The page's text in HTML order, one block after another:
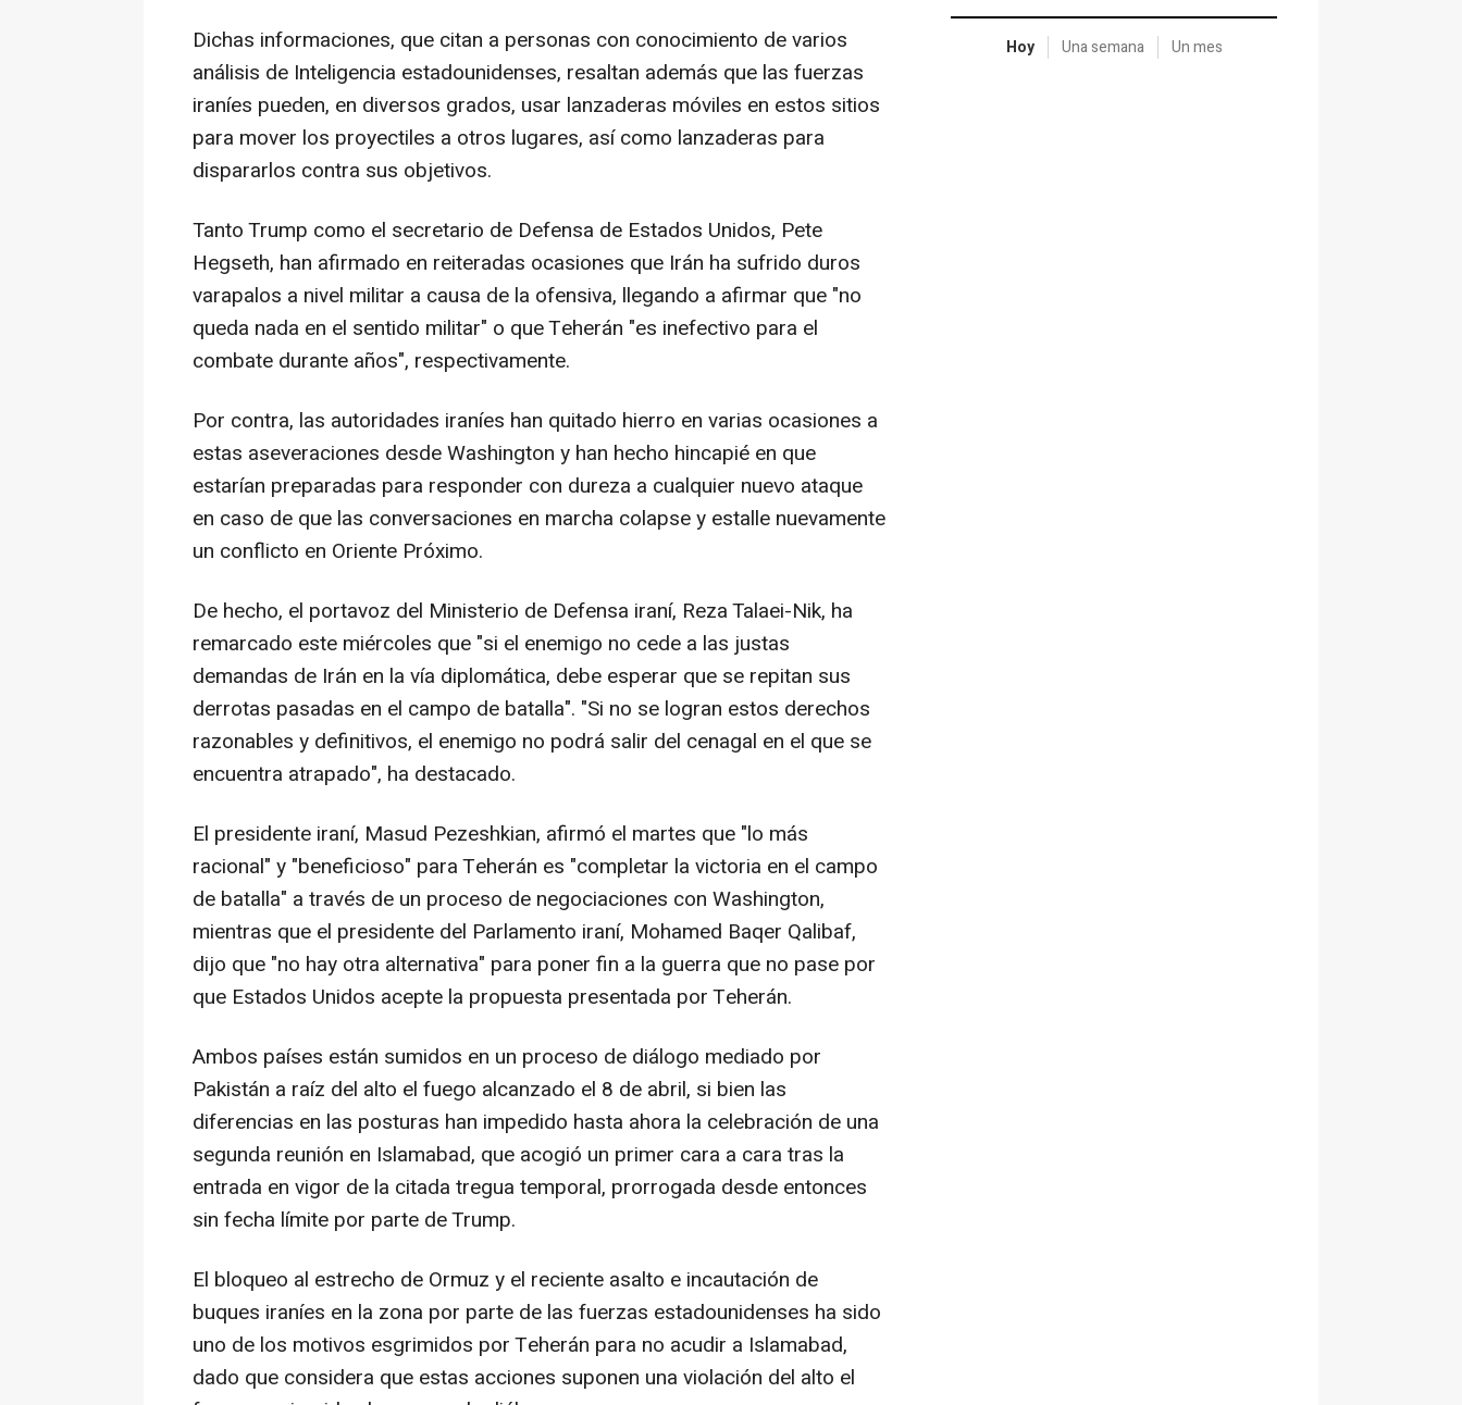
Dichas informaciones, que citan a personas con conocimiento de varios
análisis de Inteligencia estadounidenses, resaltan además que las fuerzas
iraníes pueden, en diversos grados, usar lanzaderas móviles en estos sitios
para mover los proyectiles a otros lugares, así como lanzaderas para
dispararlos contra sus objetivos.
Tanto Trump como el secretario de Defensa de Estados Unidos, Pete
Hegseth, han afirmado en reiteradas ocasiones que Irán ha sufrido duros
varapalos a nivel militar a causa de la ofensiva, llegando a afirmar que "no
queda nada en el sentido militar" o que Teherán "es inefectivo para el
combate durante años", respectivamente.
Por contra, las autoridades iraníes han quitado hierro en varias ocasiones a
estas aseveraciones desde Washington y han hecho hincapié en que
estarían preparadas para responder con dureza a cualquier nuevo ataque
en caso de que las conversaciones en marcha colapse y estalle nuevamente
un conflicto en Oriente Próximo.
De hecho, el portavoz del Ministerio de Defensa iraní, Reza Talaei-Nik, ha
remarcado este miércoles que "si el enemigo no cede a las justas
demandas de Irán en la vía diplomática, debe esperar que se repitan sus
derrotas pasadas en el campo de batalla". "Si no se logran estos derechos
razonables y definitivos, el enemigo no podrá salir del cenagal en el que se
encuentra atrapado", ha destacado.
El presidente iraní, Masud Pezeshkian, afirmó el martes que "lo más
racional" y "beneficioso" para Teherán es "completar la victoria en el campo
de batalla" a través de un proceso de negociaciones con Washington,
mientras que el presidente del Parlamento iraní, Mohamed Baqer Qalibaf,
dijo que "no hay otra alternativa" para poner fin a la guerra que no pase por
que Estados Unidos acepte la propuesta presentada por Teherán.
Ambos países están sumidos en un proceso de diálogo mediado por
Pakistán a raíz del alto el fuego alcanzado el 8 de abril, si bien las
diferencias en las posturas han impedido hasta ahora la celebración de una
segunda reunión en Islamabad, que acogió un primer cara a cara tras la
entrada en vigor de la citada tregua temporal, prorrogada desde entonces
sin fecha límite por parte de Trump.
El bloqueo al estrecho de Ormuz y el reciente asalto e incautación de
buques iraníes en la zona por parte de las fuerzas estadounidenses ha sido
uno de los motivos esgrimidos por Teherán para no acudir a Islamabad,
dado que considera que estas acciones suponen una violación del alto el
Hoy Una semana Un mes